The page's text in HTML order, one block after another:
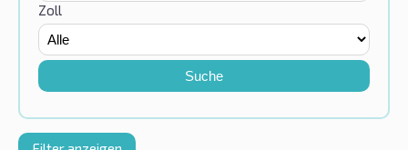
Zoll
Suche